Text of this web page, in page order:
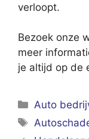
verloopt.
Bezoek onze
meer
je altijd op de
Auto
Tags